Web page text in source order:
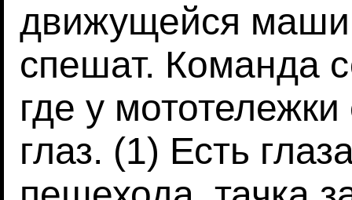
движущейся
спешат. Команда
где у
глаз. (1) Есть